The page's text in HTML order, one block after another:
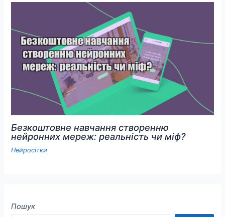
Безкоштовне навчання створенню
нейронних мереж: реальність чи міф?
Нейросітки
Пошук